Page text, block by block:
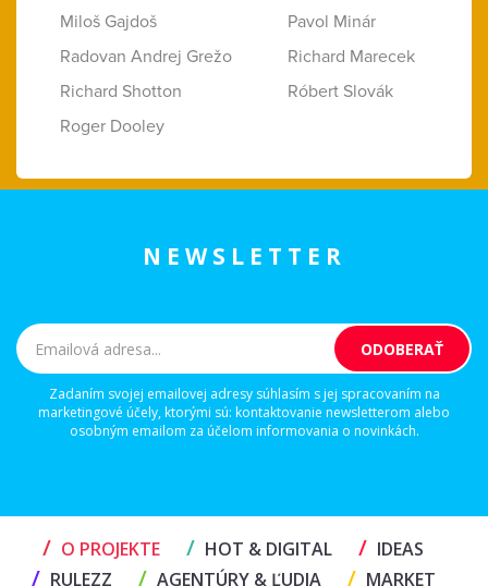
Miloš Gajdoš
Pavol Minár
Radovan Andrej Grežo
Richard Marecek
Richard Shotton
Róbert Slovák
Roger Dooley
NEWSLETTER
Zadaním svojej emailovej adresy súhlasím s jej spracovaním na
marketingové účely, ktorými sú: kontaktovanie newsletterom alebo
osobným emailom za účelom informovania o novinkách.
/ O PROJEKTE / HOT & DIGITAL / IDEAS
/ RULEZZ / AGENTÚRY & ĽUDIA / MARKET